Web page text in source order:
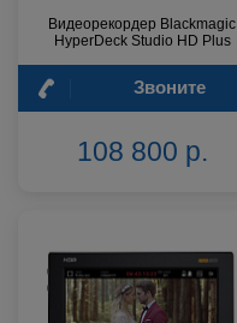
Видеорекордер Blackmagic
HyperDeck Studio HD Plus
Звоните
108 800 р.